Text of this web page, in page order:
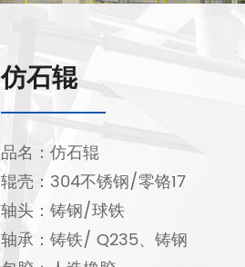
仿石辊
品名：仿石辊
辊壳：304不锈钢/零铬17
轴头：铸钢/球铁
轴承：铸铁/ Q235、铸钢